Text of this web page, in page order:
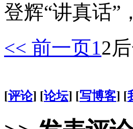
登辉“讲真话”
<< 前一页1 2
[评论] [论坛] [写博客] [